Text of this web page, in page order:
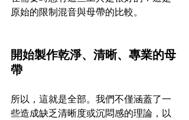
原始的限制混音與母帶的比較。
開始製作乾淨、清晰、專業的母
帶
所以，這就是全部。我們不僅涵蓋了一
些造成缺乏清晰度或沉悶感的理論，以